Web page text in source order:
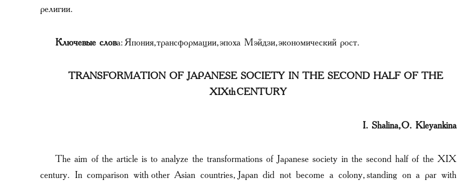
религии.
Ключевые слова: Япония, трансформации, эпоха Мэйдзи, экономический рост.
TRANSFORMATION OF JAPANESE SOCIETY IN THE SECOND HALF OF THE
XIXth CENTURY
I. Shalina, O. Kleyankina
The aim of the article is to analyze the transformations of Japanese society in the second half of the XIX
century. In comparison with other Asian countries, Japan did not become a colony, standing on a par with